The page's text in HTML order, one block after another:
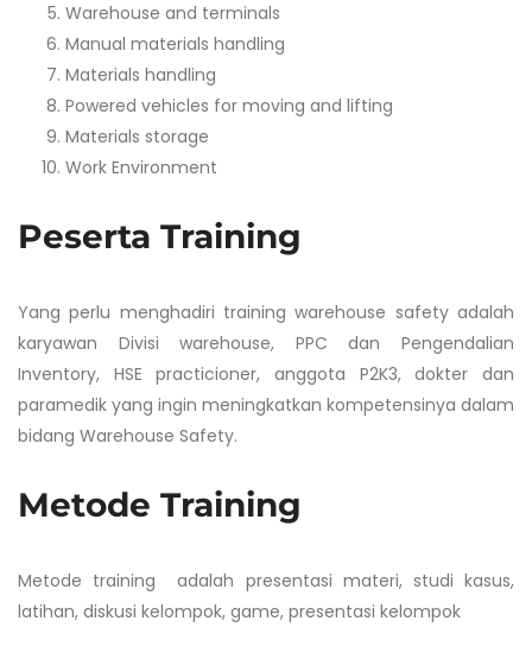
Warehouse and terminals
Manual materials handling
Materials handling
Powered vehicles for moving and lifting
Materials storage
Work Environment
Peserta Training
Yang perlu menghadiri training warehouse safety adalah
karyawan Divisi warehouse, PPC dan Pengendalian
Inventory, HSE practicioner, anggota P2K3, dokter dan
paramedik yang ingin meningkatkan kompetensinya dalam
bidang Warehouse Safety.
Metode Training
Metode training adalah presentasi materi, studi kasus,
latihan, diskusi kelompok, game, presentasi kelompok